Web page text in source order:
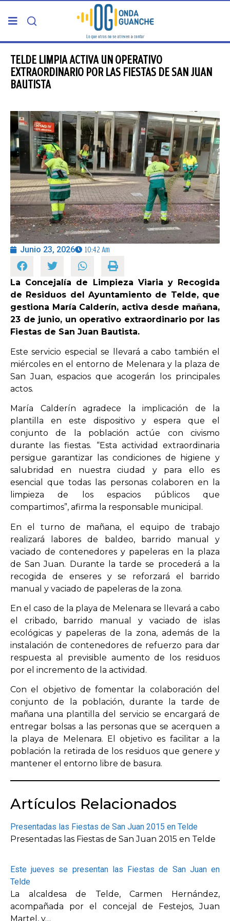
PORTADA
TELDE
GRAN CANARIA
CANARIAS
5ª COLUMNA
CARTAS DEL DIRECTOR
ENTREVISTAS
OPINIÓN
PROGRAMAS
TELDE LIMPIA ACTIVA UN OPERATIVO
EXTRAORDINARIO POR LAS FIESTAS DE SAN JUAN
BAUTISTA
Junio 23, 2026 10:42 Am
La Concejalía de Limpieza Viaria y Recogida
de Residuos del Ayuntamiento de Telde, que
gestiona María Calderín, activa desde mañana,
23 de junio, un operativo extraordinario por las
Fiestas de San Juan Bautista.
Este servicio especial se llevará a cabo también el
miércoles en el entorno de Melenara y la plaza de
San Juan, espacios que acogerán los principales
actos.
María Calderín agradece la implicación de la
plantilla en este dispositivo y espera que el
conjunto de la población actúe con civismo
durante las fiestas. “Esta actividad extraordinaria
persigue garantizar las condiciones de higiene y
salubridad en nuestra ciudad y para ello es
esencial que todas las personas colaboren en la
limpieza de los espacios públicos que
compartimos”, afirma la responsable municipal.
En el turno de mañana, el equipo de trabajo
realizará labores de baldeo, barrido manual y
vaciado de contenedores y papeleras en la plaza
de San Juan. Durante la tarde se procederá a la
recogida de enseres y se reforzará el barrido
manual y vaciado de papeleras de la zona.
En el caso de la playa de Melenara se llevará a cabo
el cribado, barrido manual y vaciado de islas
ecológicas y papeleras de la zona, además de la
instalación de contenedores de refuerzo para dar
respuesta al previsible aumento de los residuos
por el incremento de la actividad.
Con el objetivo de fomentar la colaboración del
conjunto de la población, durante la tarde de
mañana una plantilla del servicio se encargará de
entregar bolsas a las personas que se acerquen a
la playa de Melenara. El objetivo es facilitar a la
población la retirada de los residuos que genere y
mantener el entorno libre de basura.
Artículos Relacionados
Presentadas las Fiestas de San Juan 2015 en Telde
Presentadas las Fiestas de San Juan 2015 en Telde
Este jueves se presentan las Fiestas de San Juan en
Telde
La alcaldesa de Telde, Carmen Hernández,
acompañada por el concejal de Festejos, Juan
Martel, y…